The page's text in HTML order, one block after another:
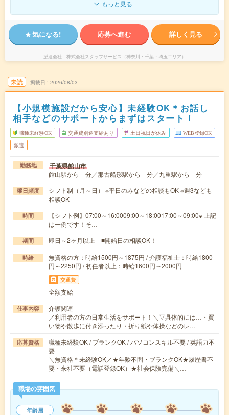
もっと見る
気になる! 応募へ進む 詳しく見る
派遣会社 株式会社スタッフサービス（神奈川・千葉・埼玉エリア）
未読 掲載日 2026/08/03
【小規模施設だから安心】未経験OK＊お話し
相手などのサポートからまずはスタート！
職種未経験OK 交通費別途支給あり 土日祝日が休み WEB登録OK
派遣
勤務地 千葉県館山市
館山駅から---分／那古船形駅から---分／九重駅から---分
曜日頻度
シフト制（月～日） ※平日のみなどの相談もOK ※週3なども
相談OK
時間
【シフト例】07:00～16:0009:00～18:0017:00～09:00※ 上記
は一例です！そ…
期間 即日～2ヶ月以上 ■開始日の相談OK！
時給
無資格の方：時給1500円～1875円 / 介護福祉士：時給1800
円～2250円 / 初任者以上：時給1600円～2000円
交通費
全額支給
仕事内容
介護関連
／利用者の方の日常生活をサポート！＼▽具体的には…・買
い物や散歩に付き添ったり・折り紙や体操などのレ…
応募資格
職種未経験OK / ブランクOK / パソコンスキル不要 / 英語力不
要
＼無資格＊未経験OK／★年齢不問・ブランクOK★履歴書不
要・来社不要（電話登録OK）★社会保険完備＼…
職場の雰囲気
年齢層